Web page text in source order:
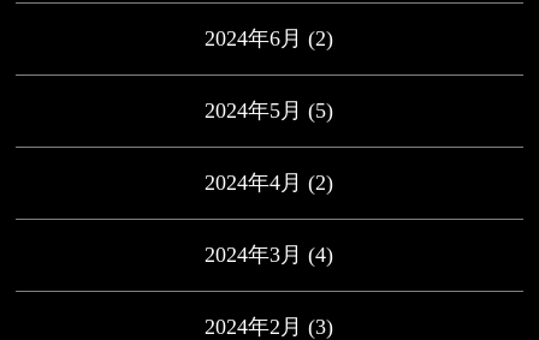
2024年6月 (2)
2024年5月 (5)
2024年4月 (2)
2024年3月 (4)
2024年2月 (3)